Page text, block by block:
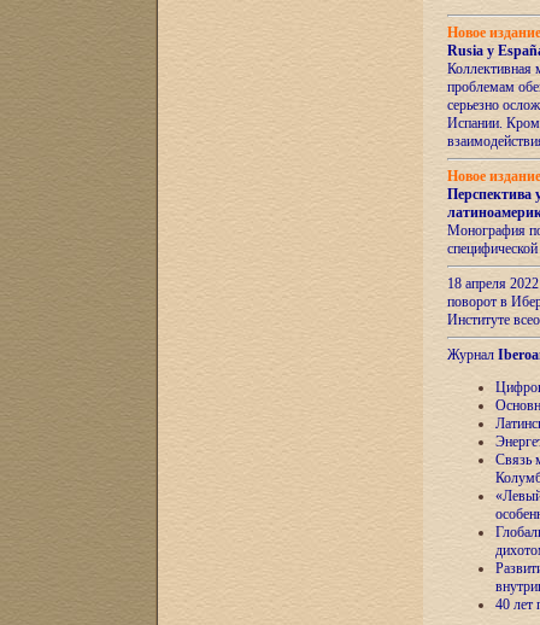
Новое
Rusia y
Коллективная
проблемам
серьезно
Испании.
Новое
Перспектива
Монография
18 апреля
поворот в
Институте
Журнал
Связь
40 лет